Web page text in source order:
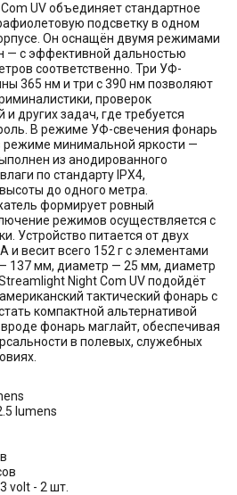
UV объединяет стандартное
подсветку в одном
Он оснащён двумя режимами
— с эффективной дальностью
соответственно. Три УФ-
365 нм и три с 390 нм позволяют
проверок
и других задач, где требуется
В режиме УФ-свечения фонарь
режиме минимальной яркости —
из анодированного
по стандарту IPX4,
до одного метра.
формирует ровный
режимов осуществляется с
Устройство питается от двух
и весит всего 152 г с элементами
137 мм, диаметр — 25 мм, диаметр
Night Com UV подойдёт
тактический фонарь с
компактной альтернативой
фонарь маглайт, обеспечивая
в полевых, служебных
lumens
volt - 2 шт.